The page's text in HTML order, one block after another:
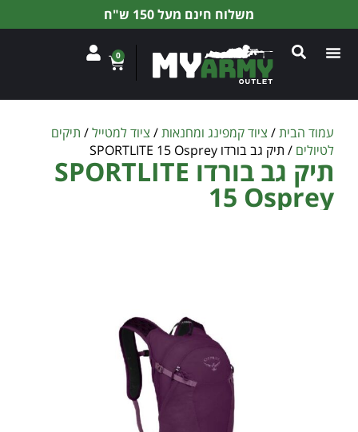
משלוח חינם מעל 150 ש"ח
0
עמוד הבית/ ציוד קמפינג ומחנאות/ ציוד למטייל/ תיקים
לטיולים / תיק גב בורדו SPORTLITE 15 Osprey
תיק גב בורדו SPORTLITE
15 Osprey